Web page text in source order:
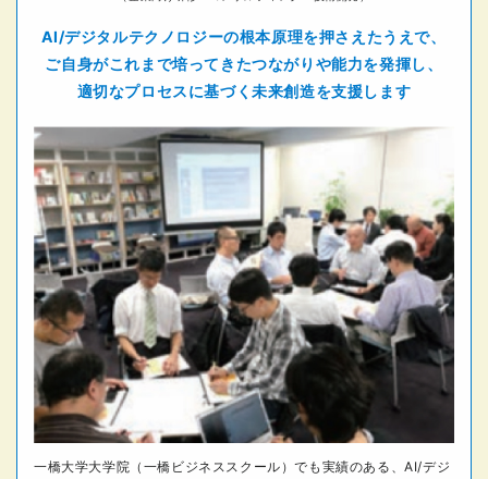
AI/デジタルテクノロジーの根本原理を押さえたうえで、
ご自身がこれまで培ってきたつながりや能力を発揮し、
適切なプロセスに基づく未来創造を支援します
一橋大学大学院（一橋ビジネススクール）でも実績のある、AI/デジ